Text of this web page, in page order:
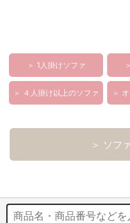
＞ 1人掛けソファ
＞ ４人掛け以上のソファ ＞
＞ ソフ